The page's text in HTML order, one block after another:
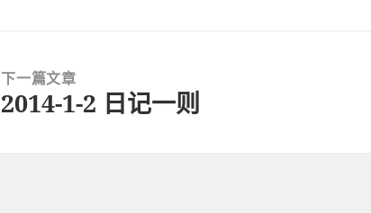
章:
下一篇文章
下
2014-1-2 日记一则